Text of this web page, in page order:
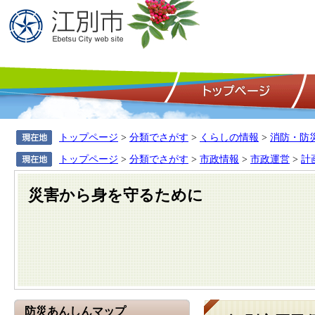
トップページ > 分類でさがす > くらしの情報 > 消防・防
トップページ > 分類でさがす > 市政情報 > 市政運営 > 計
災害から身を守るために
防災あんしんマップ